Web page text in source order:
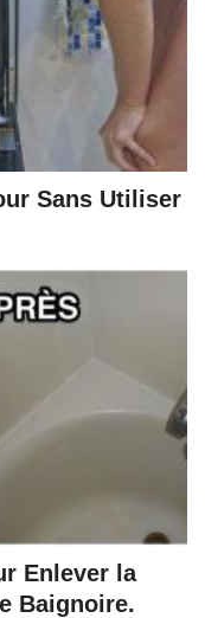
Sans Utiliser
Enlever la
Baignoire.